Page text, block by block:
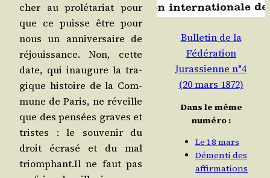
cher au pro­lé­ta­riat pour
que ce puisse être pour
nous un anni­ver­saire de
réjouis­sance. Non, cette
date, qui inau­gure la tra­
gique his­toire de la Com­
mune de Paris, ne réveille
que des pen­sées graves et
tristes : le sou­ve­nir du
droit écra­sé et du mal
triomphant.Il ne faut pas
Bulletin de la
Fédération
Jurassienne n°4
(20 mars 1872)
Dans le même
numéro :
Le 18 mars
Démenti des
affirmations